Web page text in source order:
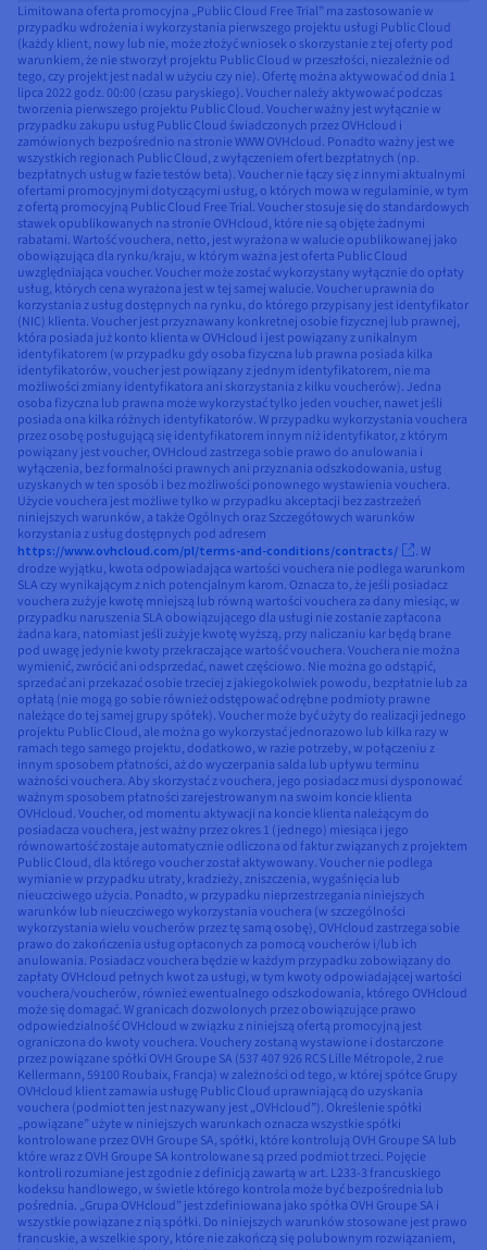
Limitowana oferta promocyjna „Public Cloud Free Trial” ma zastosowanie w
przypadku wdrożenia i wykorzystania pierwszego projektu usługi Public Cloud
(każdy klient, nowy lub nie, może złożyć wniosek o skorzystanie z tej oferty pod
warunkiem, że nie stworzył projektu Public Cloud w przeszłości, niezależnie od
tego, czy projekt jest nadal w użyciu czy nie). Ofertę można aktywować od dnia 1
lipca 2022 godz. 00:00 (czasu paryskiego). Voucher należy aktywować podczas
tworzenia pierwszego projektu Public Cloud. Voucher ważny jest wyłącznie w
przypadku zakupu usług Public Cloud świadczonych przez OVHcloud i
zamówionych bezpośrednio na stronie WWW OVHcloud. Ponadto ważny jest we
wszystkich regionach Public Cloud, z wyłączeniem ofert bezpłatnych (np.
bezpłatnych usług w fazie testów beta). Voucher nie łączy się z innymi aktualnymi
ofertami promocyjnymi dotyczącymi usług, o których mowa w regulaminie, w tym
z ofertą promocyjną Public Cloud Free Trial. Voucher stosuje się do standardowych
stawek opublikowanych na stronie OVHcloud, które nie są objęte żadnymi
rabatami. Wartość vouchera, netto, jest wyrażona w walucie opublikowanej jako
obowiązująca dla rynku/kraju, w którym ważna jest oferta Public Cloud
uwzględniająca voucher. Voucher może zostać wykorzystany wyłącznie do opłaty
usług, których cena wyrażona jest w tej samej walucie. Voucher uprawnia do
korzystania z usług dostępnych na rynku, do którego przypisany jest identyfikator
(NIC) klienta. Voucher jest przyznawany konkretnej osobie fizycznej lub prawnej,
która posiada już konto klienta w OVHcloud i jest powiązany z unikalnym
identyfikatorem (w przypadku gdy osoba fizyczna lub prawna posiada kilka
identyfikatorów, voucher jest powiązany z jednym identyfikatorem, nie ma
możliwości zmiany identyfikatora ani skorzystania z kilku voucherów). Jedna
osoba fizyczna lub prawna może wykorzystać tylko jeden voucher, nawet jeśli
posiada ona kilka różnych identyfikatorów. W przypadku wykorzystania vouchera
przez osobę posługującą się identyfikatorem innym niż identyfikator, z którym
powiązany jest voucher, OVHcloud zastrzega sobie prawo do anulowania i
wyłączenia, bez formalności prawnych ani przyznania odszkodowania, usług
uzyskanych w ten sposób i bez możliwości ponownego wystawienia vouchera.
Użycie vouchera jest możliwe tylko w przypadku akceptacji bez zastrzeżeń
niniejszych warunków, a także Ogólnych oraz Szczegółowych warunków
korzystania z usług dostępnych pod adresem
https://www.ovhcloud.com/pl/terms-and-conditions/contracts/
. W
drodze wyjątku, kwota odpowiadająca wartości vouchera nie podlega warunkom
SLA czy wynikającym z nich potencjalnym karom. Oznacza to, że jeśli posiadacz
vouchera zużyje kwotę mniejszą lub równą wartości vouchera za dany miesiąc, w
przypadku naruszenia SLA obowiązującego dla usługi nie zostanie zapłacona
żadna kara, natomiast jeśli zużyje kwotę wyższą, przy naliczaniu kar będą brane
pod uwagę jedynie kwoty przekraczające wartość vouchera. Vouchera nie można
wymienić, zwrócić ani odsprzedać, nawet częściowo. Nie można go odstąpić,
sprzedać ani przekazać osobie trzeciej z jakiegokolwiek powodu, bezpłatnie lub za
opłatą (nie mogą go sobie również odstępować odrębne podmioty prawne
należące do tej samej grupy spółek). Voucher może być użyty do realizacji jednego
projektu Public Cloud, ale można go wykorzystać jednorazowo lub kilka razy w
ramach tego samego projektu, dodatkowo, w razie potrzeby, w połączeniu z
innym sposobem płatności, aż do wyczerpania salda lub upływu terminu
ważności vouchera. Aby skorzystać z vouchera, jego posiadacz musi dysponować
ważnym sposobem płatności zarejestrowanym na swoim koncie klienta
OVHcloud. Voucher, od momentu aktywacji na koncie klienta należącym do
posiadacza vouchera, jest ważny przez okres 1 (jednego) miesiąca i jego
równowartość zostaje automatycznie odliczona od faktur związanych z projektem
Public Cloud, dla którego voucher został aktywowany. Voucher nie podlega
wymianie w przypadku utraty, kradzieży, zniszczenia, wygaśnięcia lub
nieuczciwego użycia. Ponadto, w przypadku nieprzestrzegania niniejszych
warunków lub nieuczciwego wykorzystania vouchera (w szczególności
wykorzystania wielu voucherów przez tę samą osobę), OVHcloud zastrzega sobie
prawo do zakończenia usług opłaconych za pomocą voucherów i/lub ich
anulowania. Posiadacz vouchera będzie w każdym przypadku zobowiązany do
zapłaty OVHcloud pełnych kwot za usługi, w tym kwoty odpowiadającej wartości
vouchera/voucherów, również ewentualnego odszkodowania, którego OVHcloud
może się domagać. W granicach dozwolonych przez obowiązujące prawo
odpowiedzialność OVHcloud w związku z niniejszą ofertą promocyjną jest
ograniczona do kwoty vouchera. Vouchery zostaną wystawione i dostarczone
przez powiązane spółki OVH Groupe SA (537 407 926 RCS Lille Métropole, 2 rue
Kellermann, 59100 Roubaix, Francja) w zależności od tego, w której spółce Grupy
OVHcloud klient zamawia usługę Public Cloud uprawniającą do uzyskania
vouchera (podmiot ten jest nazywany jest „OVHcloud”). Określenie spółki
„powiązane” użyte w niniejszych warunkach oznacza wszystkie spółki
kontrolowane przez OVH Groupe SA, spółki, które kontrolują OVH Groupe SA lub
które wraz z OVH Groupe SA kontrolowane są przed podmiot trzeci. Pojęcie
kontroli rozumiane jest zgodnie z definicją zawartą w art. L233-3 francuskiego
kodeksu handlowego, w świetle którego kontrola może być bezpośrednia lub
pośrednia. „Grupa OVHcloud” jest zdefiniowana jako spółka OVH Groupe SA i
wszystkie powiązane z nią spółki. Do niniejszych warunków stosowane jest prawo
francuskie, a wszelkie spory, które nie zakończą się polubownym rozwiązaniem,